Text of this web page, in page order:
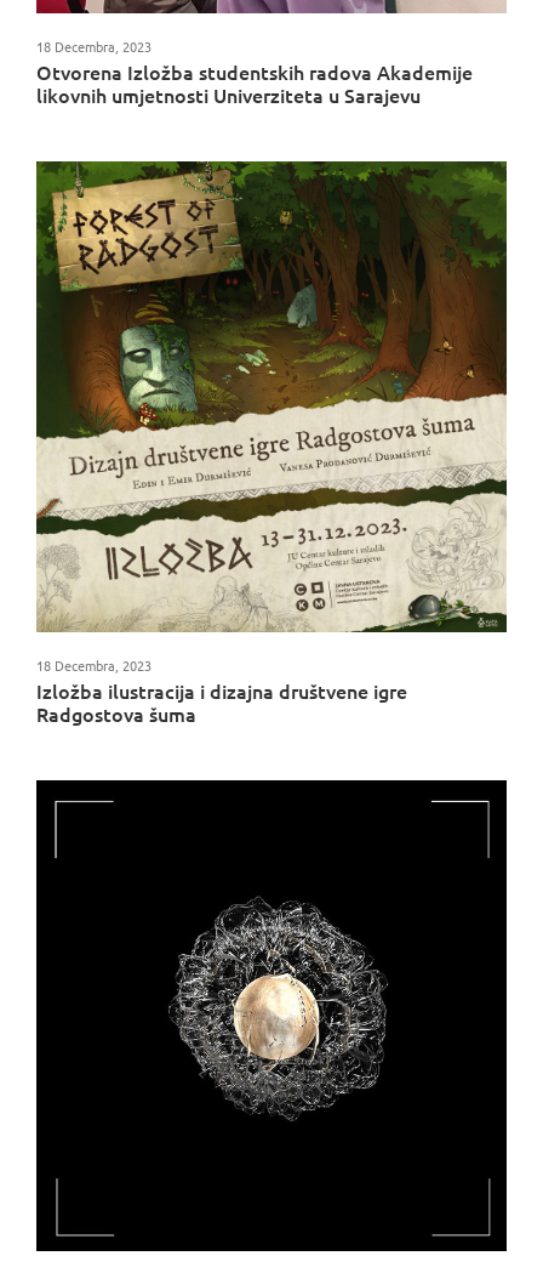
Otvorena Izložba studentskih radova Akademije
likovnih umjetnosti Univerziteta u Sarajevu
18 Decembra, 2023
Izložba ilustracija i dizajna društvene igre
Radgostova šuma
18 Decembra, 2023